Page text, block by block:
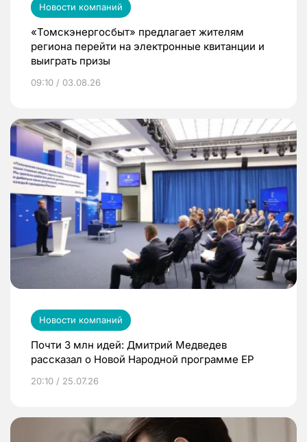
Новости компаний
«Томскэнергосбыт» предлагает жителям
региона перейти на электронные квитанции и
выиграть призы
09:10 / 03.08.26
Новости компаний
Почти 3 млн идей: Дмитрий Медведев
рассказал о Новой Народной программе ЕР
20:10 / 25.07.26